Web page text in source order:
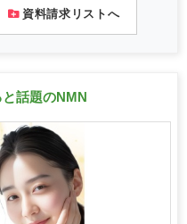
資料請求リストへ
話題のNMN